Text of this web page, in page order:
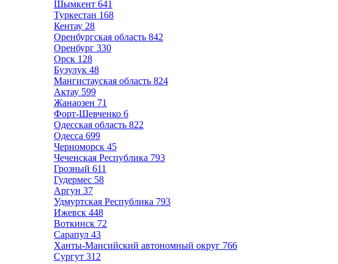
Шымкент 641
Туркестан 168
Кентау 28
Оренбургская область 842
Оренбург 330
Орск 128
Бузулук 48
Мангистауская область 824
Актау 599
Жанаозен 71
Форт-Шевченко 6
Одесская область 822
Одесса 699
Черноморск 45
Чеченская Республика 793
Грозный 611
Гудермес 58
Аргун 37
Удмуртская Республика 793
Ижевск 448
Воткинск 72
Сарапул 43
Ханты-Мансийский автономный округ 766
Сургут 312